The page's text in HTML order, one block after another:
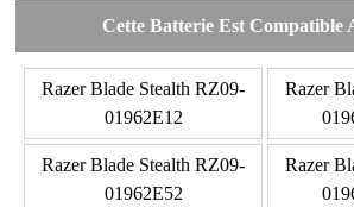
Cette Batterie Est Compatible
Razer Blade Stealth RZ09-
01962E12
Razer
Razer Blade Stealth RZ09-
01962E52
Razer